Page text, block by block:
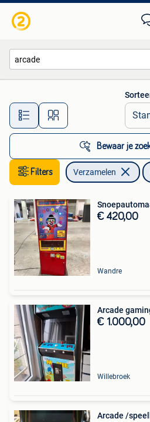
Alle afstanden…
Bewaar je
Filters Verzamelen
€ 420,00
Wandre
Arcade
€ 1.000,00
Willebroek
Arcade /